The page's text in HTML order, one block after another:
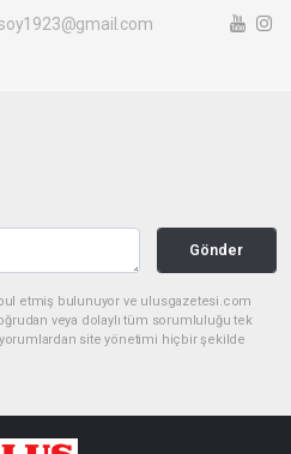
Gönder
etmiş bulunuyor ve ulusgazetesi.com
veya dolaylı tüm sorumluluğu tek
yorumlardan site yönetimi hiçbir şekilde